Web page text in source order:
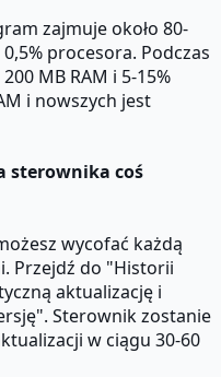
zajmuje około 80-
procesora. Podczas
MB RAM i 5-15%
i nowszych jest
sterownika coś
wycofać każdą
Przejdź do "Historii
aktualizację i
Sterownik zostanie
w ciągu 30-60